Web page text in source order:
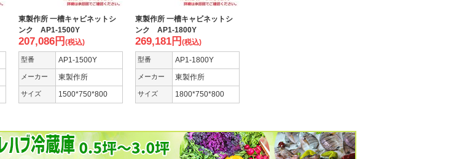
東製作所 一槽キャビネットシ
ンク AP1-1500Y
207,086円 (税込)
型番 AP1-1500Y
メーカー 東製作所
サイズ 1500*750*800
東製作所 一槽キャビネットシ
ンク AP1-1800Y
269,181円 (税込)
型番 AP1-1800Y
メーカー 東製作所
サイズ 1800*750*800